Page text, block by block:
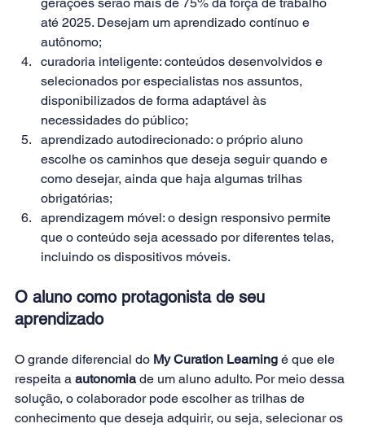
até 2025. Desejam um aprendizado contínuo e
autônomo;
curadoria inteligente: conteúdos desenvolvidos e
selecionados por especialistas nos assuntos,
disponibilizados de forma adaptável às
necessidades do público;
aprendizado autodirecionado: o próprio aluno
escolhe os caminhos que deseja seguir quando e
como desejar, ainda que haja algumas trilhas
obrigatórias;
aprendizagem móvel: o design responsivo permite
que o conteúdo seja acessado por diferentes telas,
incluindo os dispositivos móveis.
O aluno como protagonista de seu
aprendizado
O grande diferencial do My Curation Learning é que ele
respeita a autonomia de um aluno adulto. Por meio dessa
solução, o colaborador pode escolher as trilhas de
conhecimento que deseja adquirir, ou seja, selecionar os